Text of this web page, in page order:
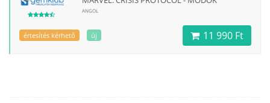
ANGOL
értesítés kérhető új 11 990 Ft